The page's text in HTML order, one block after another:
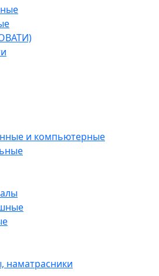
и компьютерные
наматрасники